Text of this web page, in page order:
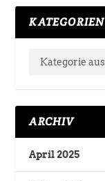
KATEGORIEN
ARCHIV
April 2025